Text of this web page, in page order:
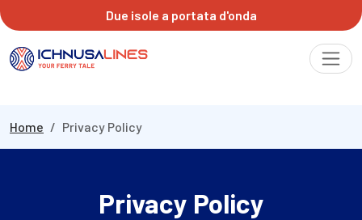
Due isole a portata d'onda
Home Privacy Policy
Privacy Policy